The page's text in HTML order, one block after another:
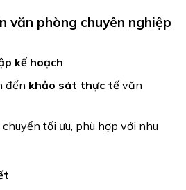
văn phòng chuyên nghiệp
kế hoạch
đến khảo sát thực tế văn
tối ưu, phù hợp với nhu